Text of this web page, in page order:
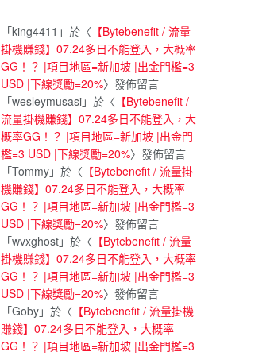
「king4411 」於〈 【Bytebenefit / 流量
掛機賺錢】07.24多日不能登入，大概率
GG！？ |項目地區=新加坡 |出金門檻=3
USD |下線獎勵=20%〉發佈留言
「wesleymusasi」於〈 【Bytebenefit /
流量掛機賺錢】07.24多日不能登入，大
概率GG！？ |項目地區=新加坡 |出金門
檻=3 USD |下線獎勵=20%〉發佈留言
「Tommy」於〈 【Bytebenefit / 流量掛
機賺錢】07.24多日不能登入，大概率
GG！？ |項目地區=新加坡 |出金門檻=3
USD |下線獎勵=20%〉發佈留言
「wvxghost」於〈 【Bytebenefit / 流量
掛機賺錢】07.24多日不能登入，大概率
GG！？ |項目地區=新加坡 |出金門檻=3
USD |下線獎勵=20%〉發佈留言
「Goby」於〈 【Bytebenefit / 流量掛機
賺錢】07.24多日不能登入，大概率
GG！？ |項目地區=新加坡 |出金門檻=3